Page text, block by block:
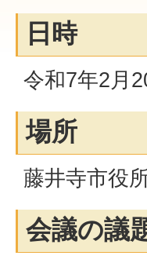
日時
令和7年2月
場所
藤井寺市役
会議の議